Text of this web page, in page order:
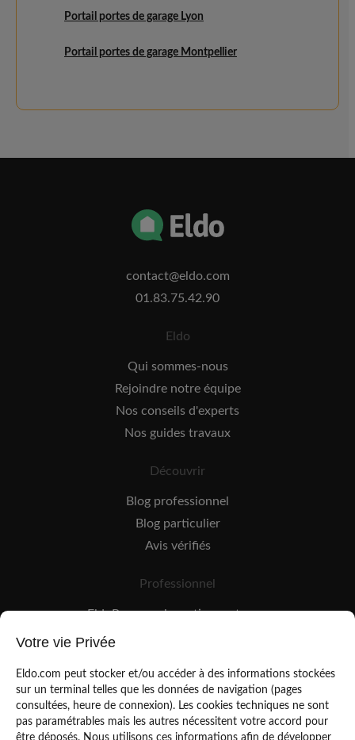
Portail portes de garage Lyon
Portail portes de garage Montpellier
contact@eldo.com
01.83.75.42.90
Eldo
Qui sommes-nous
Rejoindre notre équipe
Nos conseils d'experts
Nos guides travaux
Découvrir
Blog professionnel
Blog particulier
Avis vérifiés
Professionnel
EldoPro pour les artisans et pros
EldoNetwork pour les réseaux, marques et industriels
Votre vie Privée
Eldo.com peut stocker et/ou accéder à des informations stockées
sur un terminal telles que les données de navigation (pages
consultées, heure de connexion). Les cookies techniques ne sont
pas paramétrables mais les autres nécessitent votre accord pour
être déposés. Nous utilisons ces informations afin de développer